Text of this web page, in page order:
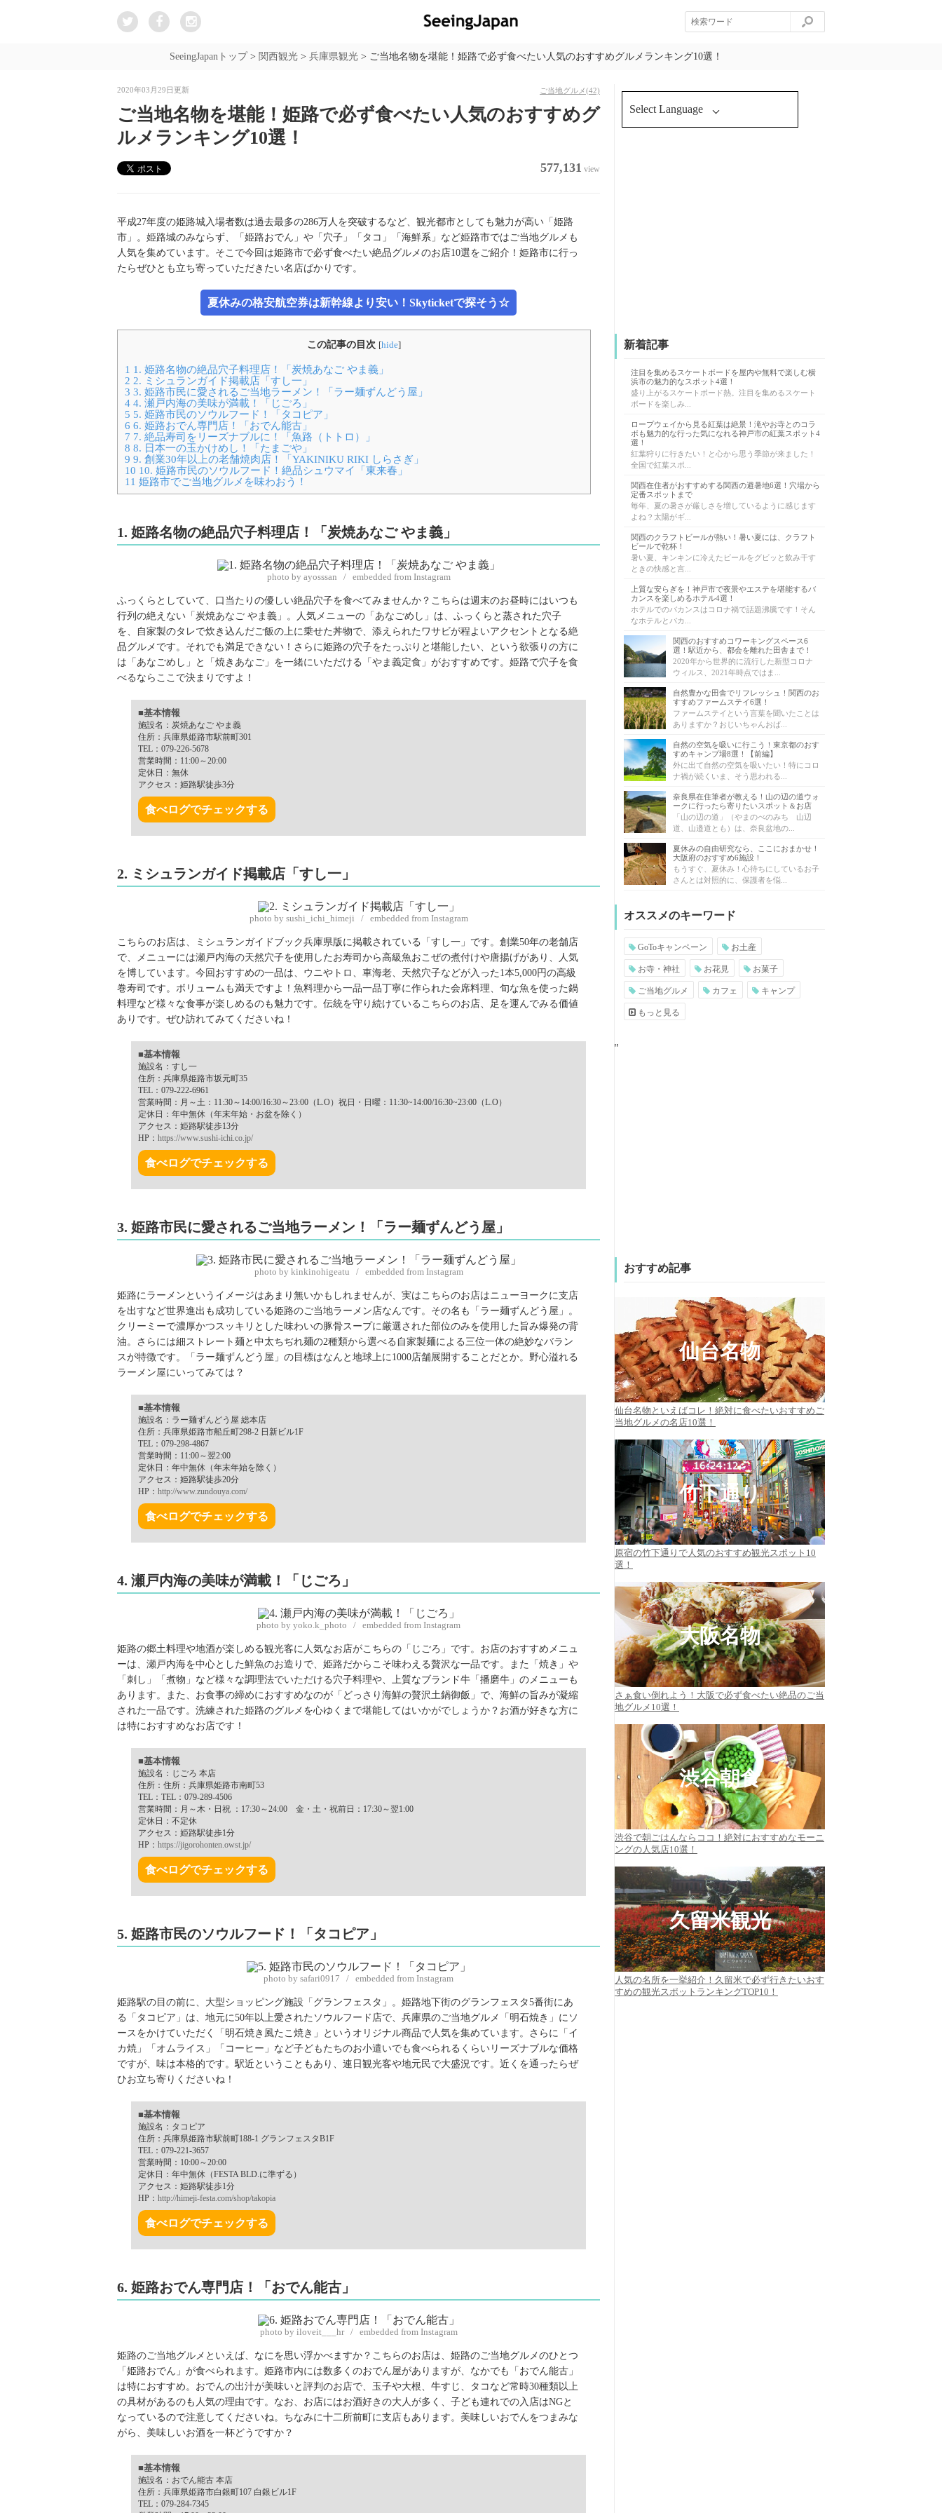
SeeingJapanトップ> 関西観光> 兵庫県観光> ご当地名物を堪能！姫路で必ず食べたい人気のおすすめグルメランキング10選！
2020年03月29日更新 ご当地グルメ(42)
ご当地名物を堪能！姫路で必ず食べたい人気のおすすめグ
ルメランキング10選！
577,131 view
平成27年度の姫路城入場者数は過去最多の286万人を突破するなど、観光都市としても魅力が高い「姫路
市」。姫路城のみならず、「姫路おでん」や「穴子」「タコ」「海鮮系」など姫路市ではご当地グルメも
人気を集めています。そこで今回は姫路市で必ず食べたい絶品グルメのお店10選をご紹介！姫路市に行っ
たらぜひとも立ち寄っていただきたい名店ばかりです。
夏休みの格安航空券は新幹線より安い！Skyticketで探そう☆
この記事の目次 [hide]
1 1. 姫路名物の絶品穴子料理店！「炭焼あなご やま義」
2 2. ミシュランガイド掲載店「すし一」
3 3. 姫路市民に愛されるご当地ラーメン！「ラー麺ずんどう屋」
4 4. 瀬戸内海の美味が満載！「じごろ」
5 5. 姫路市民のソウルフード！「タコピア」
6 6. 姫路おでん専門店！「おでん能古」
7 7. 絶品寿司をリーズナブルに！「魚路（トトロ）」
8 8. 日本一の玉かけめし！「たまごや」
9 9. 創業30年以上の老舗焼肉店！「YAKINIKU RIKI しらさぎ」
10 10. 姫路市民のソウルフード！絶品シュウマイ「東来春」
11 姫路市でご当地グルメを味わおう！
1. 姫路名物の絶品穴子料理店！「炭焼あなご やま義」
photo by ayosssan / embedded from Instagram
ふっくらとしていて、口当たりの優しい絶品穴子を食べてみませんか？こちらは週末のお昼時にはいつも
行列の絶えない「炭焼あなご やま義」。人気メニューの「あなごめし」は、ふっくらと蒸された穴子
を、自家製のタレで炊き込んだご飯の上に乗せた丼物で、添えられたワサビが程よいアクセントとなる絶
品グルメです。それでも満足できない！さらに姫路の穴子をたっぷりと堪能したい、という欲張りの方に
は「あなごめし」と「焼きあなご」を一緒にいただける「やま義定食」がおすすめです。姫路で穴子を食
べるならここで決まりですよ！
■基本情報
施設名：炭焼あなご やま義
住所：兵庫県姫路市駅前町301
TEL：079-226-5678
営業時間：11:00～20:00
定休日：無休
アクセス：姫路駅徒歩3分
食べログでチェックする
2. ミシュランガイド掲載店「すし一」
photo by sushi_ichi_himeji / embedded from Instagram
こちらのお店は、ミシュランガイドブック兵庫県版に掲載されている「すし一」です。創業50年の老舗店
で、メニューには瀬戸内海の天然穴子を使用したお寿司から高級魚おこぜの煮付けや唐揚げがあり、人気
を博しています。今回おすすめの一品は、ウニやトロ、車海老、天然穴子などが入った1本5,000円の高級
巻寿司です。ボリュームも満天ですよ！魚料理から一品一品丁寧に作られた会席料理、旬な魚を使った鍋
料理など様々な食事が楽しめるのも魅力です。伝統を守り続けているこちらのお店、足を運んでみる価値
ありです。ぜひ訪れてみてくださいね！
■基本情報
施設名：すし一
住所：兵庫県姫路市坂元町35
TEL：079-222-6961
営業時間：月～土：11:30～14:00/16:30～23:00（L.O）祝日・日曜：11:30~14:00/16:30~23:00（L.O）
定休日：年中無休（年末年始・お盆を除く）
アクセス：姫路駅徒歩13分
HP： https://www.sushi-ichi.co.jp/
食べログでチェックする
3. 姫路市民に愛されるご当地ラーメン！「ラー麺ずんどう屋」
photo by kinkinohigeatu / embedded from Instagram
姫路にラーメンというイメージはあまり無いかもしれませんが、実はこちらのお店はニューヨークに支店
を出すなど世界進出も成功している姫路のご当地ラーメン店なんです。その名も「ラー麺ずんどう屋」。
クリーミーで濃厚かつスッキリとした味わいの豚骨スープに厳選された部位のみを使用した旨み爆発の背
油。さらには細ストレート麺と中太ちぢれ麺の2種類から選べる自家製麺による三位一体の絶妙なバラン
スが特徴です。「ラー麺ずんどう屋」の目標はなんと地球上に1000店舗展開することだとか。野心溢れる
ラーメン屋にいってみては？
■基本情報
施設名：ラー麺ずんどう屋 総本店
住所：兵庫県姫路市船丘町298-2 日新ビル1F
TEL：079-298-4867
営業時間：11:00～翌2:00
定休日：年中無休（年末年始を除く）
アクセス：姫路駅徒歩20分
HP： http://www.zundouya.com/
食べログでチェックする
4. 瀬戸内海の美味が満載！「じごろ」
photo by yoko.k_photo / embedded from Instagram
姫路の郷土料理や地酒が楽しめる観光客に人気なお店がこちらの「じごろ」です。お店のおすすめメニュ
ーは、瀬戸内海を中心とした鮮魚のお造りで、姫路だからこそ味わえる贅沢な一品です。また「焼き」や
「刺し」「煮物」など様々な調理法でいただける穴子料理や、上質なブランド牛「播磨牛」のメニューも
あります。また、お食事の締めにおすすめなのが「どっさり海鮮の贅沢土鍋御飯」で、海鮮の旨みが凝縮
された一品です。洗練された姫路のグルメを心ゆくまで堪能してはいかがでしょうか？お酒が好きな方に
は特におすすめなお店です！
■基本情報
施設名：じごろ 本店
住所：住所：兵庫県姫路市南町53
TEL：TEL：079-289-4506
営業時間：月～木・日祝 ：17:30～24:00 金・土・祝前日：17:30～翌1:00
定休日：不定休
アクセス：姫路駅徒歩1分
HP： https://jigorohonten.owst.jp/
食べログでチェックする
5. 姫路市民のソウルフード！「タコピア」
photo by safari0917 / embedded from Instagram
姫路駅の目の前に、大型ショッピング施設「グランフェスタ」。姫路地下街のグランフェスタ5番街にあ
る「タコピア」は、地元に50年以上愛されたソウルフード店で、兵庫県のご当地グルメ「明石焼き」にソ
ースをかけていただく「明石焼き風たこ焼き」というオリジナル商品で人気を集めています。さらに「イ
カ焼」「オムライス」「コーヒー」など子どもたちのお小遣いでも食べられるくらいリーズナブルな価格
ですが、味は本格的です。駅近ということもあり、連日観光客や地元民で大盛況です。近くを通ったらぜ
ひお立ち寄りくださいね！
■基本情報
施設名：タコピア
住所：兵庫県姫路市駅前町188-1 グランフェスタB1F
TEL：079-221-3657
営業時間：10:00～20:00
定休日：年中無休（FESTA BLD.に準ずる）
アクセス：姫路駅徒歩1分
HP： http://himeji-festa.com/shop/takopia
食べログでチェックする
6. 姫路おでん専門店！「おでん能古」
photo by iloveit___hr / embedded from Instagram
姫路のご当地グルメといえば、なにを思い浮かべますか？こちらのお店は、姫路のご当地グルメのひとつ
「姫路おでん」が食べられます。姫路市内には数多くのおでん屋がありますが、なかでも「おでん能古」
は特におすすめ。おでんの出汁が美味いと評判のお店で、玉子や大根、牛すじ、タコなど常時30種類以上
の具材があるのも人気の理由です。なお、お店にはお酒好きの大人が多く、子ども連れでの入店はNGと
なっているので注意してくださいね。ちなみに十二所前町に支店もあります。美味しいおでんをつまみな
がら、美味しいお酒を一杯どうですか？
■基本情報
施設名：おでん能古 本店
住所：兵庫県姫路市白銀町107 白銀ビル1F
TEL：079-284-7345
Select Language
新着記事
注目を集めるスケートボードを屋内や無料で楽しむ横
浜市の魅力的なスポット4選！
盛り上がるスケートボード熱。注目を集めるスケート
ボードを楽しみ...
ロープウェイから見る紅葉は絶景！滝やお寺とのコラ
ボも魅力的な行った気になれる神戸市の紅葉スポット4
選！
紅葉狩りに行きたい！と心から思う季節が来ました！
全国で紅葉スポ...
関西在住者がおすすめする関西の避暑地6選！穴場から
定番スポットまで
毎年、夏の暑さが厳しさを増しているように感じます
よね？太陽がギ...
関西のクラフトビールが熱い！暑い夏には、クラフト
ビールで乾杯！
暑い夏、キンキンに冷えたビールをグビッと飲み干す
ときの快感と言...
上質な安らぎを！神戸市で夜景やエステを堪能するバ
カンスを楽しめるホテル4選！
ホテルでのバカンスはコロナ禍で話題沸騰です！そん
なホテルとバカ...
関西のおすすめコワーキングスペース6
選！駅近から、都会を離れた田舎まで！
2020年から世界的に流行した新型コロナ
ウィルス、2021年時点ではま...
自然豊かな田舎でリフレッシュ！関西のお
すすめファームステイ6選！
ファームステイという言葉を聞いたことは
ありますか？おじいちゃんおば...
自然の空気を吸いに行こう！東京都のおす
すめキャンプ場8選！【前編】
外に出て自然の空気を吸いたい！特にコロ
ナ禍が続くいま、そう思われる...
奈良県在住筆者が教える！山の辺の道ウォ
ークに行ったら寄りたいスポット＆お店
「山の辺の道」（やまのべのみち 山辺
道、山邉道とも）は、奈良盆地の...
夏休みの自由研究なら、ここにおまかせ！
大阪府のおすすめ6施設！
もうすぐ、夏休み！心待ちにしているお子
さんとは対照的に、保護者を悩...
オススメのキーワード
GoToキャンペーン お土産
お寺・神社 お花見 お菓子
ご当地グルメ カフェ キャンプ
もっと見る
"
おすすめ記事
仙台名物
仙台名物といえばコレ！絶対に食べたいおすすめご
当地グルメの名店10選！
竹下通り
原宿の竹下通りで人気のおすすめ観光スポット10
選！
大阪名物
さぁ食い倒れよう！大阪で必ず食べたい絶品のご当
地グルメ10選！
渋谷朝食
渋谷で朝ごはんならココ！絶対におすすめなモーニ
ングの人気店10選！
久留米観光
人気の名所を一挙紹介！久留米で必ず行きたいおす
すめの観光スポットランキングTOP10！